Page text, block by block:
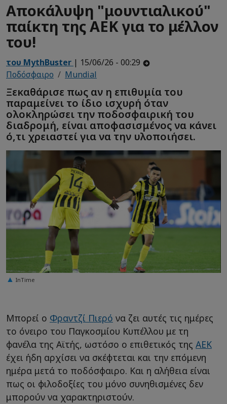
Αποκάλυψη "μουντιαλικού"
παίκτη της ΑΕΚ για το μέλλον
του!
του MythBuster | 15/06/26 - 00:29
Ποδόσφαιρο
Mundial
Ξεκαθάρισε πως αν η επιθυμία του
παραμείνει το ίδιο ισχυρή όταν
ολοκληρώσει την ποδοσφαιρική του
διαδρομή, είναι αποφασισμένος να κάνει
ό,τι χρειαστεί για να την υλοποιήσει.
InTime
Μπορεί ο Φραντζί Πιερό να ζει αυτές τις ημέρες
το όνειρο του Παγκοσμίου Κυπέλλου με τη
φανέλα της Αϊτής, ωστόσο ο επιθετικός της ΑΕΚ
έχει ήδη αρχίσει να σκέφτεται και την επόμενη
ημέρα μετά το ποδόσφαιρο. Και η αλήθεια είναι
πως οι φιλοδοξίες του μόνο συνηθισμένες δεν
μπορούν να χαρακτηριστούν.